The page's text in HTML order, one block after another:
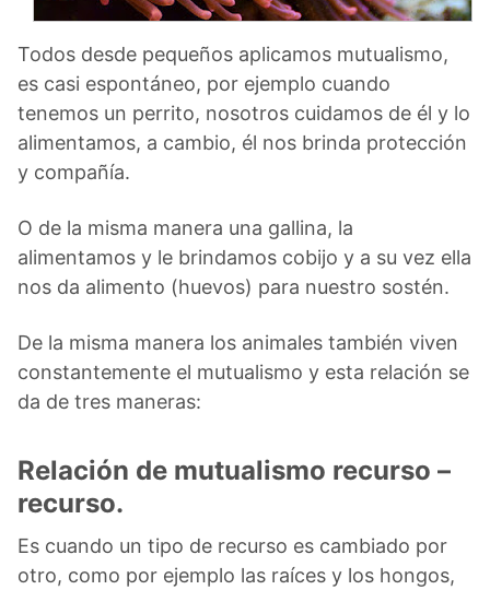
Todos desde pequeños aplicamos mutualismo,
es casi espontáneo, por ejemplo cuando
tenemos un perrito, nosotros cuidamos de él y lo
alimentamos, a cambio, él nos brinda protección
y compañía.
O de la misma manera una gallina, la
alimentamos y le brindamos cobijo y a su vez ella
nos da alimento (huevos) para nuestro sostén.
De la misma manera los animales también viven
constantemente el mutualismo y esta relación se
da de tres maneras:
Relación de mutualismo recurso –
recurso.
Es cuando un tipo de recurso es cambiado por
otro, como por ejemplo las raíces y los hongos,